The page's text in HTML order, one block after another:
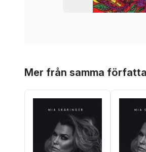
Mer från samma